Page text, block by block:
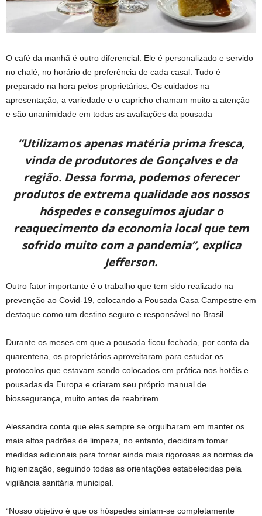
O café da manhã é outro diferencial. Ele é personalizado e servido
no chalé, no horário de preferência de cada casal. Tudo é
preparado na hora pelos proprietários. Os cuidados na
apresentação, a variedade e o capricho chamam muito a atenção
e são unanimidade em todas as avaliações da pousada
“Utilizamos apenas matéria prima fresca,
vinda de produtores de Gonçalves e da
região. Dessa forma, podemos oferecer
produtos de extrema qualidade aos nossos
hóspedes e conseguimos ajudar o
reaquecimento da economia local que tem
sofrido muito com a pandemia”, explica
Jefferson.
Outro fator importante é o trabalho que tem sido realizado na
prevenção ao Covid-19, colocando a Pousada Casa Campestre em
destaque como um destino seguro e responsável no Brasil.
Durante os meses em que a pousada ficou fechada, por conta da
quarentena, os proprietários aproveitaram para estudar os
protocolos que estavam sendo colocados em prática nos hotéis e
pousadas da Europa e criaram seu próprio manual de
biossegurança, muito antes de reabrirem.
Alessandra conta que eles sempre se orgulharam em manter os
mais altos padrões de limpeza, no entanto, decidiram tomar
medidas adicionais para tornar ainda mais rigorosas as normas de
higienização, seguindo todas as orientações estabelecidas pela
vigilância sanitária municipal.
“Nosso objetivo é que os hóspedes sintam-se completamente